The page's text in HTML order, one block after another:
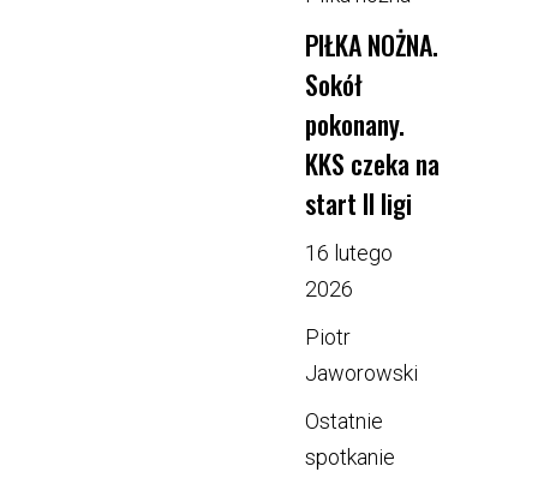
PIŁKA NOŻNA.
Sokół
pokonany.
KKS czeka na
start II ligi
16 lutego
2026
Piotr
Jaworowski
Ostatnie
spotkanie